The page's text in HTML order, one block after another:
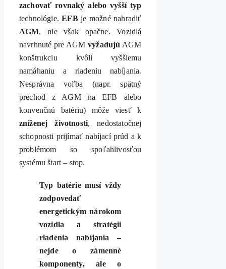
zachovať rovnaký alebo vyšší typ
technológie.EFBje možné nahradiť
AGM, nie však opačne. Vozidlá
navrhnuté pre AGMvyžadujú AGM
konštrukciu kvôli vyššiemu
namáhaniu a riadeniu nabíjania.
Nesprávna voľba (napr. spätný
prechod z AGM na EFB alebo
konvenčnú batériu) môže viesť k
zníženej životnosti, nedostatočnej
schopnosti prijímať nabíjací prúd a k
problémom so spoľahlivosťou
systému štart – stop.
Typ batérie musí vždy
zodpovedať
energetickým nárokom
vozidla a stratégii
riadenia nabíjania –
nejde o zámenné
komponenty, ale o